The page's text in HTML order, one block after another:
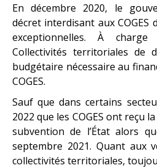
En décembre 2020, le
décret interdisant aux COGES
exceptionnelles. À
Collectivités territoriales de
budgétaire nécessaire au
COGES.
Sauf que dans certains
2022 que les COGES ont reçu
subvention de l’État alors
septembre 2021. Quant aux
collectivités territoriales,